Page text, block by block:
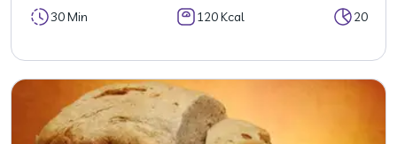
30 Min 120 Kcal 20